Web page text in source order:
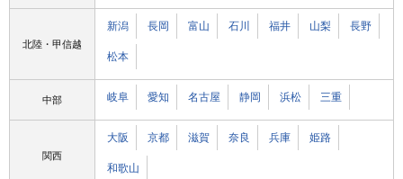
北陸・甲信越
新潟 長岡 富山 石川 福井 山梨 長野
松本
中部 岐阜 愛知 名古屋 静岡 浜松 三重
関西
大阪 京都 滋賀 奈良 兵庫 姫路
和歌山